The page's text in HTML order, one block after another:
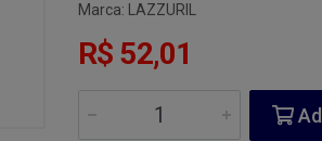
Marca:
LAZZURIL
R$ 52,01